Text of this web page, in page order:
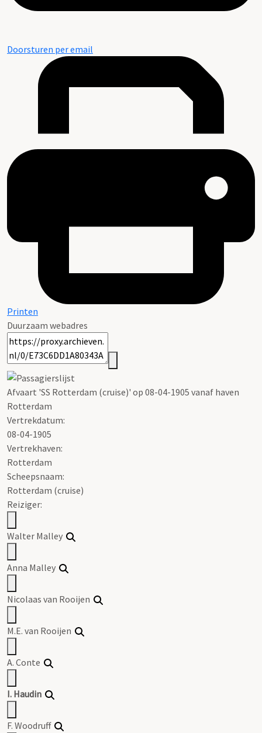
Doorsturen per email
Printen
Duurzaam webadres
Afvaart 'SS Rotterdam (cruise)' op 08-04-1905 vanaf haven
Rotterdam
Vertrekdatum:
08-04-1905
Vertrekhaven:
Rotterdam
Scheepsnaam:
Rotterdam (cruise)
Reiziger:
Walter Malley
Anna Malley
Nicolaas van Rooijen
M.E. van Rooijen
A. Conte
I. Haudin
F. Woodruff